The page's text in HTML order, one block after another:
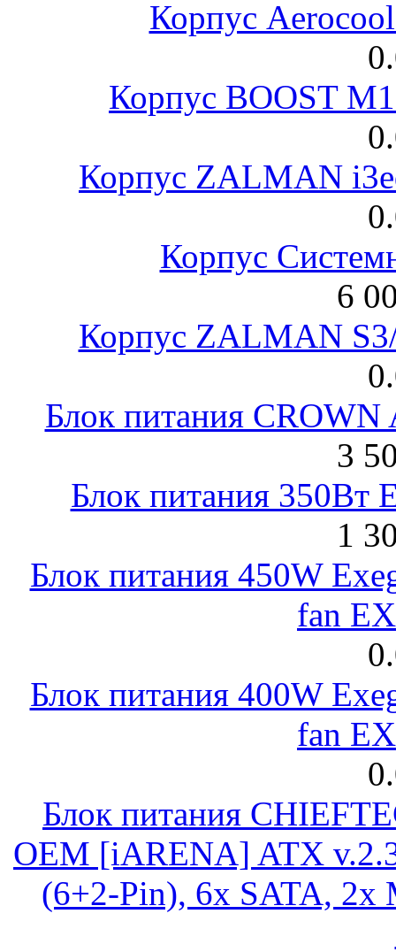
Корпус
Корпус BOOST
Корпус ZALMAN
Корпус
6
Корпус ZALMAN
Блок питания
3
Блок питания 350Вт
1
Блок питания 450W
fan
Блок питания 400W
fan
Блок питания
OEM [iARENA] ATX
(6+2-Pin), 6x SATA, 2x